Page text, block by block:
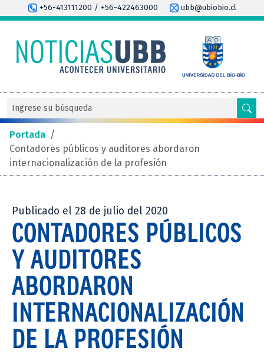
+56-413111200 / +56-422463000 ubb@ubiobio.cl
Portada /
Contadores públicos y auditores abordaron
internacionalización de la profesión
Publicado el 28 de julio del 2020
CONTADORES PÚBLICOS
Y AUDITORES
ABORDARON
INTERNACIONALIZACIÓN
DE LA PROFESIÓN